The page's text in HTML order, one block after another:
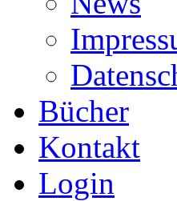
Bücher
Kontakt
Login